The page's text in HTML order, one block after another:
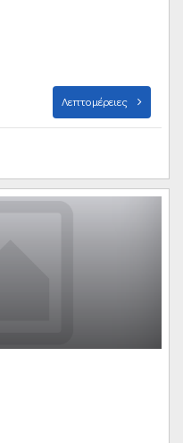
Λεπτομέρειες